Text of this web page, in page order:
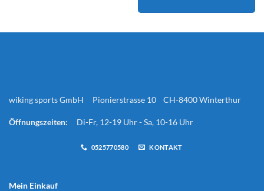
wiking sports GmbH Pionierstrasse 10 CH-8400 Winterthur
Öffnungszeiten: Di-Fr, 12-19 Uhr - Sa, 10-16 Uhr
0525770580 KONTAKT
Mein Einkauf